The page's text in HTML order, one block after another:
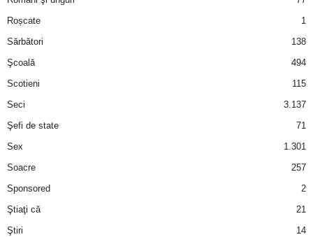
Roșcate
1
Sărbători
138
Şcoală
494
Scotieni
115
Seci
3.137
Şefi de state
71
Sex
1.301
Soacre
257
Sponsored
2
Ştiaţi că
21
Ştiri
14